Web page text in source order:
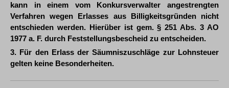
kann in einem vom Konkursverwalter angestrengten
Verfahren wegen Erlasses aus Billigkeitsgründen nicht
entschieden werden. Hierüber ist gem. § 251 Abs. 3 AO
1977 a. F. durch Feststellungsbescheid zu entscheiden.
3. Für den Erlass der Säumniszuschläge zur Lohnsteuer
gelten keine Besonderheiten.